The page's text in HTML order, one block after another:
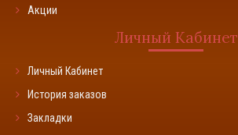
Акции
Личный Кабинет
Личный Кабинет
История заказов
Закладки